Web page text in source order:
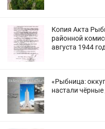
Копия Акта
районной
августа 1944
«Рыбница:
настали чёрные